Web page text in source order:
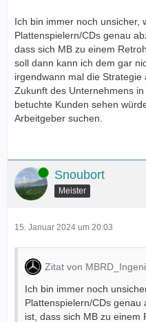
Ich bin immer noch unsicher,
Plattenspielern/CDs genau
dass sich MB zu einem
soll dann kann ich dem gar
irgendwann mal die
Zukunft des Unternehmens
betuchte Kunden sehen
Arbeitgeber suchen.
Online Snoubort
Meister
15. Januar 2024 um 20:03
Zitat von
Ich bin immer noch
Plattenspielern/CDs genau
ist, dass sich MB zu